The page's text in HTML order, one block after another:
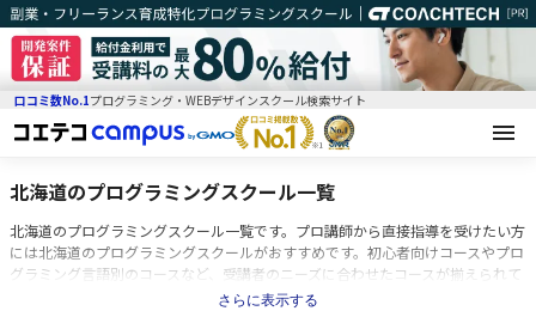
口コミ数No.1プログラミング・WEBデザインスクール検索サイト
北海道のプログラミングスクール一覧
北海道のプログラミングスクール一覧です。プロ講師から直接指導を受けたい方
には北海道のプログラミングスクールがおすすめです。初心者向けコースやプロ
グラミング言語別のコースなど、受講者のニーズに合わせたコースが揃えられて
いることが特徴です。都心部に開校している場合が多く、オンライン講義を行っ
さらに表示する